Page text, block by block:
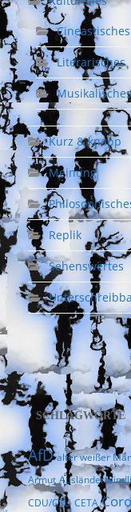
Cineastisches
Literarisches
Musikalisches
Kurz & knapp
Meinung
Replik
Sehenswertes
SCHLAGWORTE
AfD alter weißer
Armut
CDU/CSU CETA